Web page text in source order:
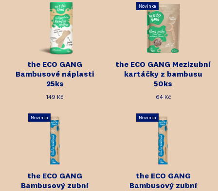
the ECO GANG
Bambusové náplasti
25ks
149 Kč
Novinka
the ECO GANG Mezizubní
kartáčky z bambusu
50ks
64 Kč
Novinka
the ECO GANG
Bambusový zubní
Novinka
the ECO GANG
Bambusový zubní